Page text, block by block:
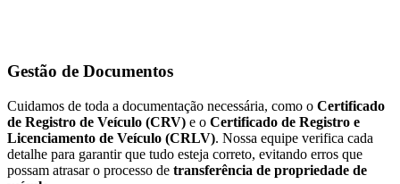
Gestão de Documentos
Cuidamos de toda a documentação necessária, como o Certificado
de Registro de Veículo (CRV) e o Certificado de Registro e
Licenciamento de Veículo (CRLV). Nossa equipe verifica cada
detalhe para garantir que tudo esteja correto, evitando erros que
possam atrasar o processo de transferência de propriedade de